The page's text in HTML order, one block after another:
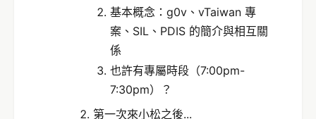
基本概念：g0v、vTaiwan 專
案、SIL、PDIS 的簡介與相互關
係
也許有專屬時段（7:00pm-
7:30pm）？
第一次來小松之後...